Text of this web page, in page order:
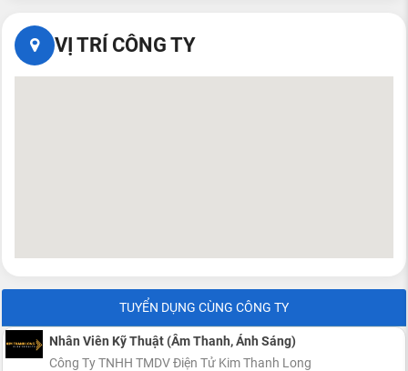
VỊ TRÍ CÔNG TY
TUYỂN DỤNG CÙNG CÔNG TY
Nhân Viên Kỹ Thuật (Âm Thanh, Ánh Sáng)
Công Ty TNHH TMDV Điện Tử Kim Thanh Long